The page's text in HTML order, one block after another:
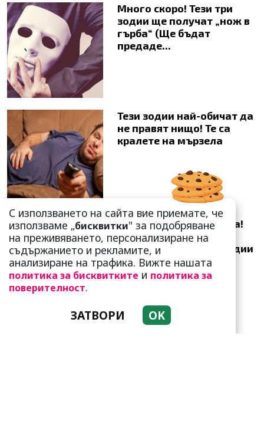
Много скоро! Тези три
зодии ще получат „нож в
гърба“ (Ще бъдат
предаде...
Тези зодии най-обичат да
не правят нищо! Те са
кралете на мързела
Като прахосмукачки са!
Парите буквално се
„лепят“ на тези три зодии
С използването на сайта вие приемате, че
използваме „бисквитки" за подобряване
на преживяването, персонализиране на
съдържанието и рекламите, и
анализиране на трафика. Вижте нашата
политика за бисквитките и политика за
поверителност.
ЗАТВОРИ OK